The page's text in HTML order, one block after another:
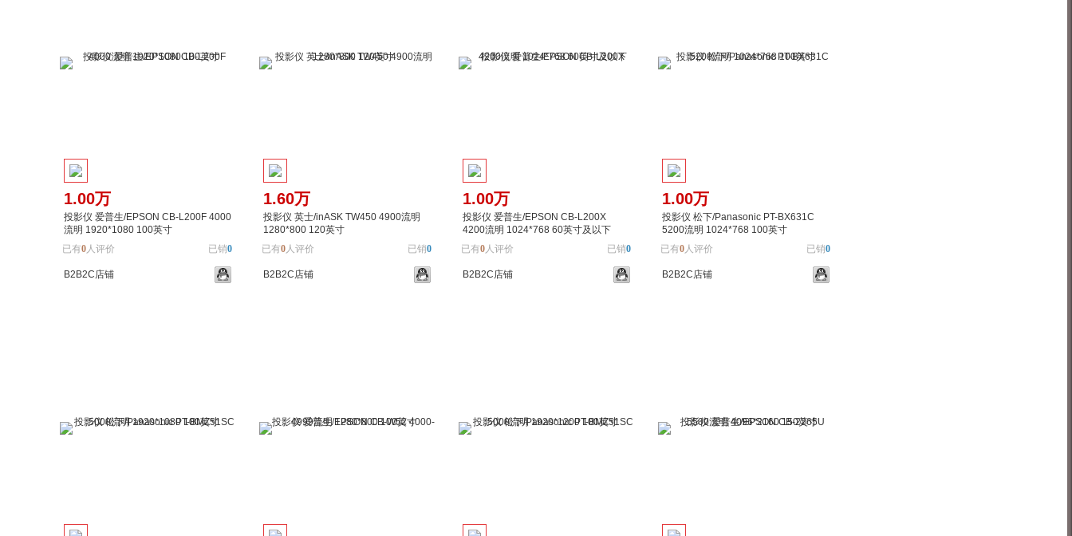
1.00万
投影仪 爱普生/EPSON CB-L200F 4000
流明 1920*1080 100英寸
已有0人评价 已销0
B2B2C店铺
1.60万
投影仪 英士/inASK TW450 4900流明
1280*800 120英寸
已有0人评价 已销0
B2B2C店铺
1.00万
投影仪 爱普生/EPSON CB-L200X
4200流明 1024*768 60英寸及以下
已有0人评价 已销0
B2B2C店铺
1.00万
投影仪 松下/Panasonic PT-BX631C
5200流明 1024*768 100英寸
已有0人评价 已销0
B2B2C店铺